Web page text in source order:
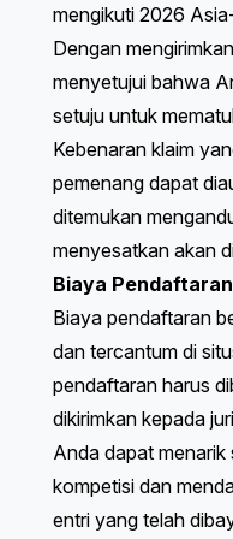
mengikuti 2026
Dengan
menyetujui bahwa
setuju untuk
Kebenaran klaim
pemenang dapat
ditemukan
menyesatkan akan
Biaya Pendaftaran
Biaya pendaftaran
dan tercantum di
pendaftaran harus
dikirimkan kepada
Anda dapat menarik
kompetisi dan
entri yang telah